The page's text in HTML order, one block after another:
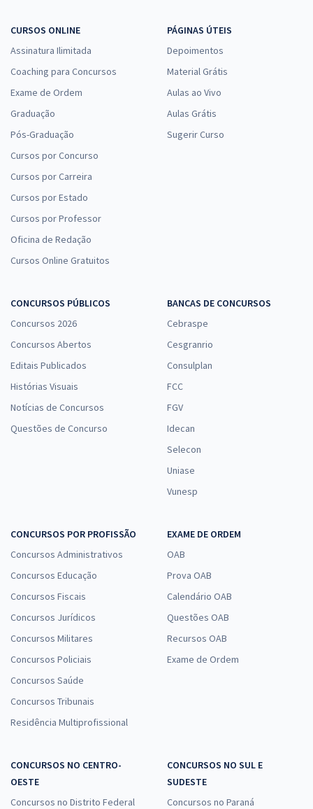
CURSOS ONLINE
Assinatura Ilimitada
Coaching para Concursos
Exame de Ordem
Graduação
Pós-Graduação
Cursos por Concurso
Cursos por Carreira
Cursos por Estado
Cursos por Professor
Oficina de Redação
Cursos Online Gratuitos
PÁGINAS ÚTEIS
Depoimentos
Material Grátis
Aulas ao Vivo
Aulas Grátis
Sugerir Curso
CONCURSOS PÚBLICOS
Concursos 2026
Concursos Abertos
Editais Publicados
Histórias Visuais
Notícias de Concursos
Questões de Concurso
BANCAS DE CONCURSOS
Cebraspe
Cesgranrio
Consulplan
FCC
FGV
Idecan
Selecon
Uniase
Vunesp
CONCURSOS POR PROFISSÃO
Concursos Administrativos
Concursos Educação
Concursos Fiscais
Concursos Jurídicos
Concursos Militares
Concursos Policiais
Concursos Saúde
Concursos Tribunais
Residência Multiprofissional
EXAME DE ORDEM
OAB
Prova OAB
Calendário OAB
Questões OAB
Recursos OAB
Exame de Ordem
CONCURSOS NO CENTRO-
OESTE
Concursos no Distrito Federal
CONCURSOS NO SUL E
SUDESTE
Concursos no Paraná